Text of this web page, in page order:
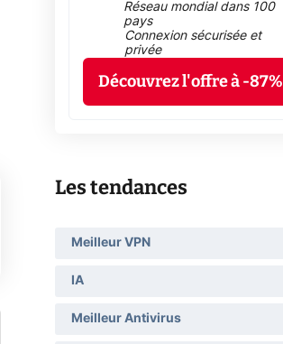
Réseau mondial dans 100
pays
Connexion sécurisée et
privée
Découvrez l'offre à -87%
Les tendances
Meilleur VPN
IA
Meilleur Antivirus